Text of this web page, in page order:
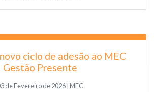
ciclo de adesão ao MEC
Gestão Presente
de Fevereiro de 2026 | MEC